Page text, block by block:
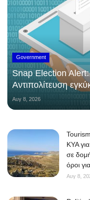
Government
Snap Election
Αντιπολίτευση
Αυγ 8, 2026
ΚΥΑ
σε
όροι
Αυγ 8,